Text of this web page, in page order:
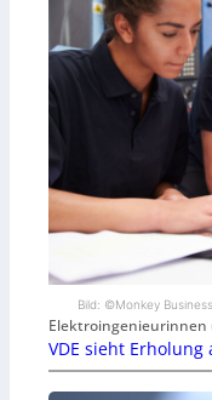
Bild: ©Monkey
VDE sieht